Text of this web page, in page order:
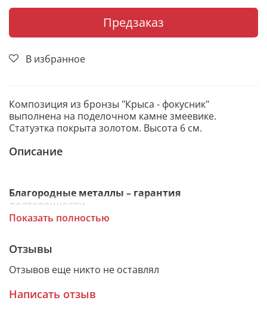
Предзаказ
В избранное
Композиция из бронзы "Крыса - фокусник"
выполнена на поделочном камне змеевике.
Статуэтка покрыта золотом. Высота 6 см.
Описание
Благородные металлы – гарантия
долговечности
Сувенир изготовлен из бронзы и покрыт никелем и
изящной и выразительной с икуссно
Показать полностью
Отзывы
Отзывов еще никто не оставлял
Написать отзыв